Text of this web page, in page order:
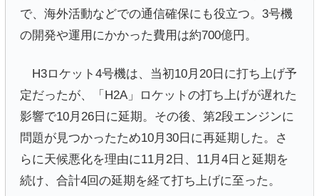
で、海外活動などでの通信確保にも役立つ。3号機
の開発や運用にかかった費用は約700億円。
H3ロケット4号機は、当初10月20日に打ち上げ予
定だったが、「H2A」ロケットの打ち上げが遅れた
影響で10月26日に延期。その後、第2段エンジンに
問題が見つかったため10月30日に再延期した。さ
らに天候悪化を理由に11月2日、11月4日と延期を
続け、合計4回の延期を経て打ち上げに至った。